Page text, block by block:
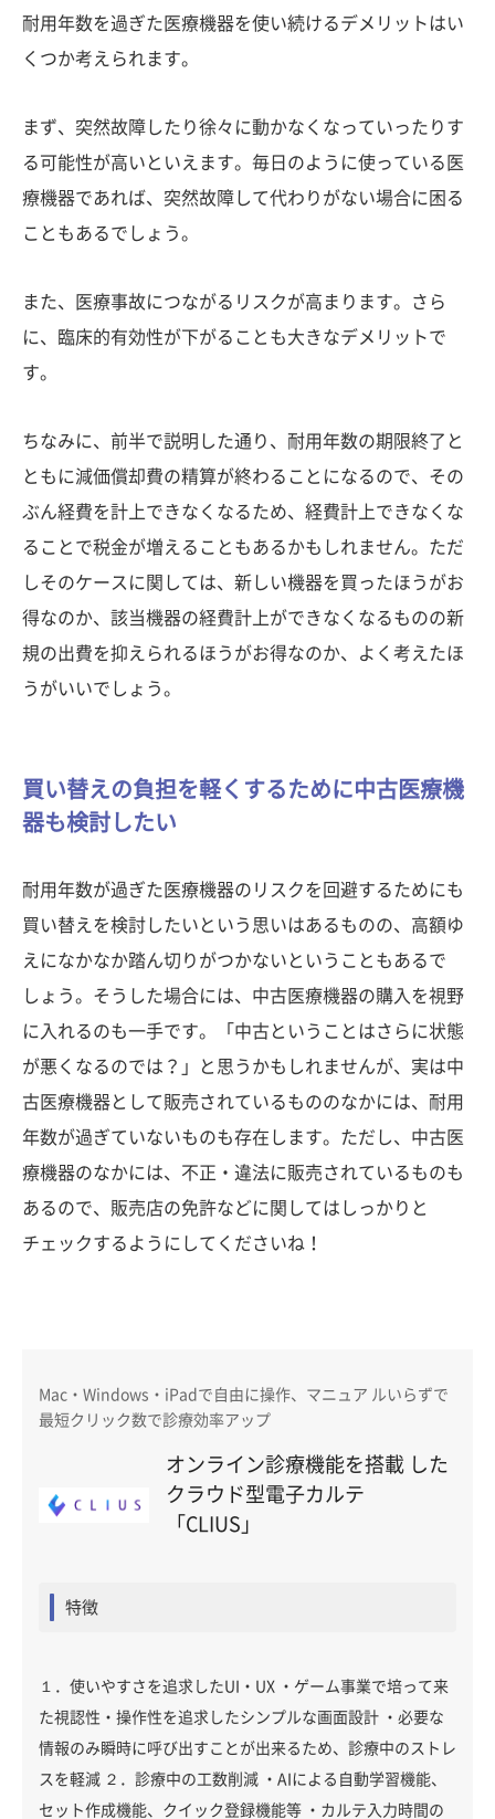
耐用年数を過ぎた医療機器を使い続けるデメリットはい
くつか考えられます。
まず、突然故障したり徐々に動かなくなっていったりす
る可能性が高いといえます。毎日のように使っている医
療機器であれば、突然故障して代わりがない場合に困る
こともあるでしょう。
また、医療事故につながるリスクが高まります。さら
に、臨床的有効性が下がることも大きなデメリットで
す。
ちなみに、前半で説明した通り、耐用年数の期限終了と
ともに減価償却費の精算が終わることになるので、その
ぶん経費を計上できなくなるため、経費計上できなくな
ることで税金が増えることもあるかもしれません。ただ
しそのケースに関しては、新しい機器を買ったほうがお
得なのか、該当機器の経費計上ができなくなるものの新
規の出費を抑えられるほうがお得なのか、よく考えたほ
うがいいでしょう。
買い替えの負担を軽くするために中古医療機
器も検討したい
耐用年数が過ぎた医療機器のリスクを回避するためにも
買い替えを検討したいという思いはあるものの、高額ゆ
えになかなか踏ん切りがつかないということもあるで
しょう。そうした場合には、中古医療機器の購入を視野
に入れるのも一手です。「中古ということはさらに状態
が悪くなるのでは？」と思うかもしれませんが、実は中
古医療機器として販売されているもののなかには、耐用
年数が過ぎていないものも存在します。ただし、中古医
療機器のなかには、不正・違法に販売されているものも
あるので、販売店の免許などに関してはしっかりと
チェックするようにしてくださいね！
Mac・Windows・iPadで自由に操作、マニュア ルいらずで
最短クリック数で診療効率アップ
オンライン診療機能を搭載 した
クラウド型電子カルテ
「CLIUS」
特徴
１．使いやすさを追求したUI・UX ・ゲーム事業で培って来
た視認性・操作性を追求したシンプルな画面設計 ・必要な
情報のみ瞬時に呼び出すことが出来るため、診療中のストレ
スを軽減 ２．診療中の工数削減 ・AIによる自動学習機能、
セット作成機能、クイック登録機能等 ・カルテ入力時間の